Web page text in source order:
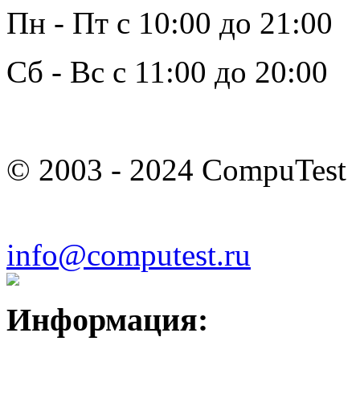
Пн - Пт с 10:00 до 21:00
Сб - Вс с 11:00 до 20:00
© 2003 - 2024 CompuTest
info@computest.ru
Информация: